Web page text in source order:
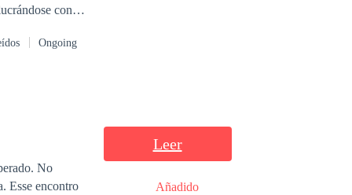
con
Ongoing
No
Esse encontro
Leer
Añadido